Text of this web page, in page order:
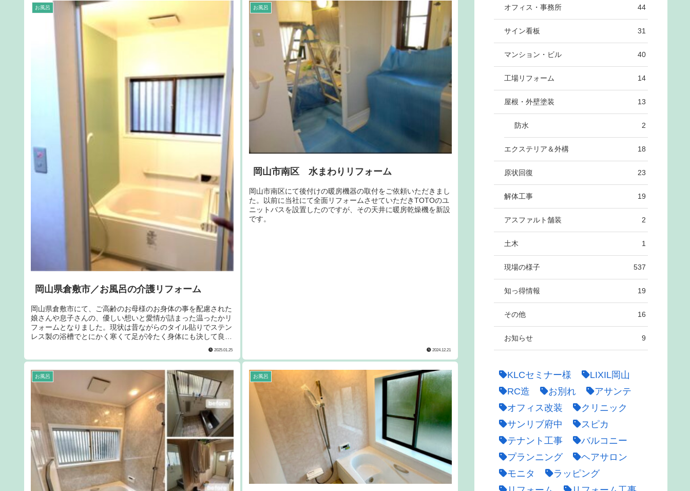
お風呂
岡山県倉敷市／お風呂の介護リフォーム
岡山県倉敷市にて、ご高齢のお母様のお身体の事を配慮された
娘さんや息子さんの、優しい想いと愛情が詰まった温ったかリ
フォームとなりました。現状は昔ながらのタイル貼りでステン
レス製の浴槽でとにかく寒くて足が冷たく身体にも決して良く
ない在来のお風呂でした。ヒートショック現象も起きやすく、
2025.01.25
お風呂
岡山市南区 水まわりリフォーム
岡山市南区にて後付けの暖房機器の取付をご依頼いただきまし
た。以前に当社にて全面リフォームさせていただきTOTOのユ
ニットバスを設置したのですが、その天井に暖房乾燥機を新設
です。
2024.12.21
お風呂 お風呂
オフィス・事務所 44
サイン看板 31
マンション・ビル 40
工場リフォーム 14
屋根・外壁塗装 13
防水 2
エクステリア＆外構 18
原状回復 23
解体工事 19
アスファルト舗装 2
土木 1
現場の様子 537
知っ得情報 19
その他 16
お知らせ 9
KLCセミナー様
LIXIL岡山
RC造
お別れ
アサンテ
オフィス改装
クリニック
サンリブ府中
スピカ
テナント工事
バルコニー
プランニング
ヘアサロン
モニタ
ラッピング